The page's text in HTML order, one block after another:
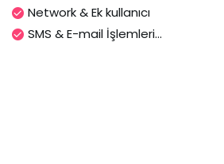
Network & Ek kullanıcı
SMS & E-mail İşlemleri...